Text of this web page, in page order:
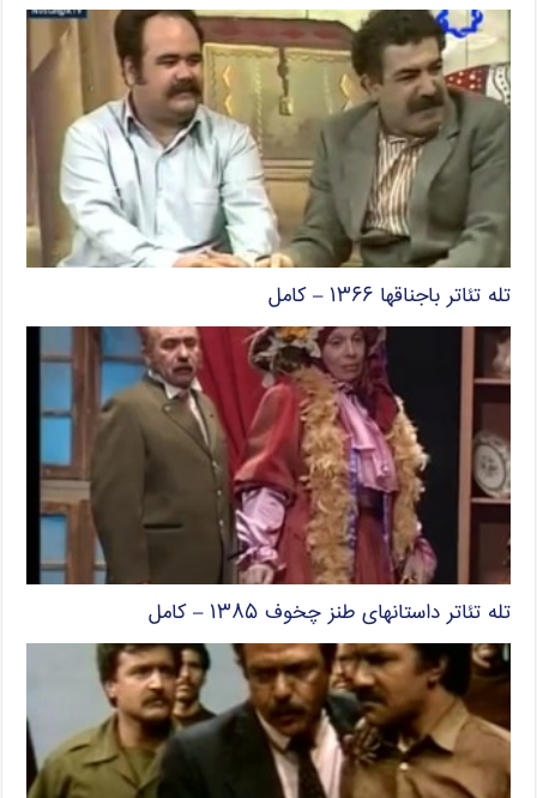
تله تئاتر باجناقها ۱۳۶۶ – کامل
تله تئاتر داستانهای طنز چخوف ۱۳۸۵ – کامل